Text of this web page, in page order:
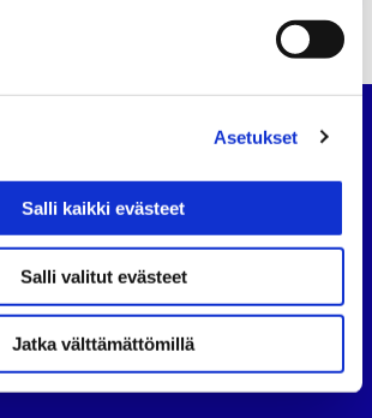
Asetukset
Salli kaikki evästeet
Salli valitut evästeet
Jatka välttämättömillä
SATL